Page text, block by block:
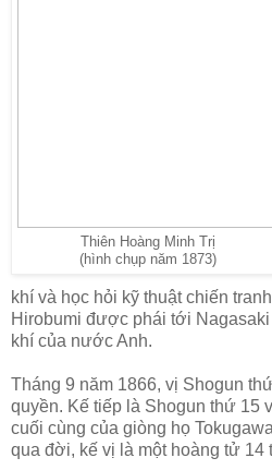
Thiên Hoàng Minh Trị
(hình chụp năm 1873)
khí và học hỏi kỹ thuật chiến
Hirobumi được phái tới
khí của nước Anh.
Tháng 9 năm 1866, vị Shogun
quyền. Kế tiếp là Shogun thứ 15
cuối cùng của giòng họ
qua đời, kế vị là một hoàng tử 14